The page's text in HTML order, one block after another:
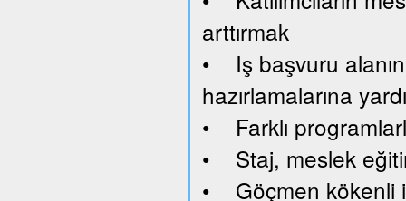
arttırmak
• Iş başvuru
hazırlamalarına
• Farklı
• Staj, meslek
• Göçmen kökenli